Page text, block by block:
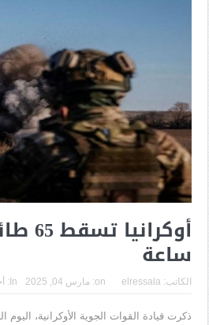
ساعة
الكاتب: elressala
on: مارس 04, 2025 In: